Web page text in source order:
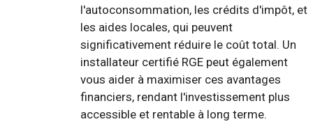
l'autoconsommation, les crédits d'impôt, et
les aides locales, qui peuvent
significativement réduire le coût total. Un
installateur certifié RGE peut également
vous aider à maximiser ces avantages
financiers, rendant l'investissement plus
accessible et rentable à long terme.